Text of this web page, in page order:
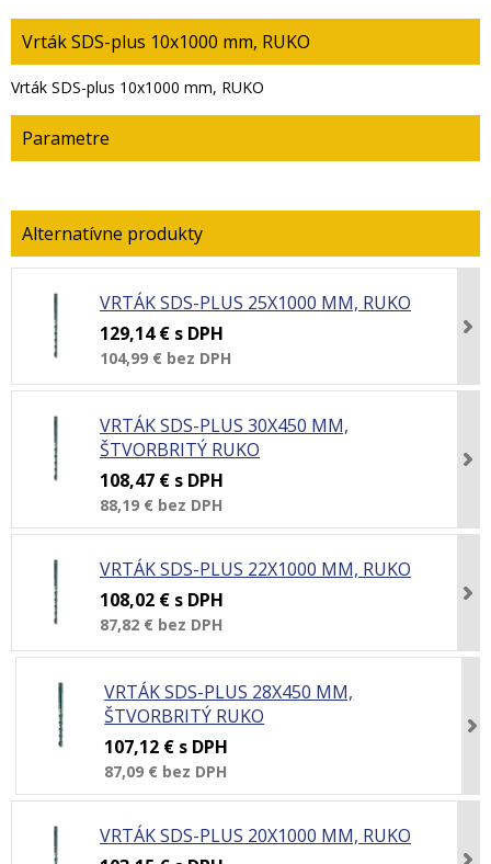
Vrták SDS-plus 10x1000 mm, RUKO
Vrták SDS-plus 10x1000 mm, RUKO
Parametre
VRTÁK SDS-PLUS 25X1000 MM, RUKO
129,14 € s DPH
104,99 € bez DPH
VRTÁK SDS-PLUS 30X450 MM,
ŠTVORBRITÝ RUKO
108,47 € s DPH
88,19 € bez DPH
VRTÁK SDS-PLUS 22X1000 MM, RUKO
108,02 € s DPH
87,82 € bez DPH
VRTÁK SDS-PLUS 28X450 MM,
ŠTVORBRITÝ RUKO
107,12 € s DPH
87,09 € bez DPH
VRTÁK SDS-PLUS 20X1000 MM, RUKO